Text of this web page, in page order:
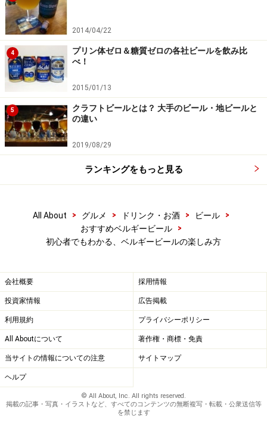
おすすめビール5 フルート アンバー
フルート アンバー
多く存在します。現代ではビールにホップを入れること
は常識となっていますが、14世紀以前はホップを入れず
に造られるビールも多くあったそうです。フルート アン
バーはその時代のビールを復刻したビールです。そのた
め強い苦みがありません。
2014/04/22
4
プリン体ゼロ＆糖質ゼロの各社ビールを飲み比
べ！
2015/01/13
5
クラフトビールとは？ 大手のビール・地ビールと
の違い
2019/08/29
ランキングをもっと見る
All About > グルメ > ドリンク・お酒 > ビール
>
おすすめベルギービール
>
初心者でもわかる、ベルギービールの楽しみ方
会社概要 採用情報
投資家情報 広告掲載
利用規約 プライバシーポリシー
All Aboutについて 著作権・商標・免責
当サイトの情報についての注意 サイトマップ
ヘルプ
© All About, Inc. All rights reserved.
掲載の記事・写真・イラストなど、すべてのコンテンツの無断複写・転載・公衆送信等
を禁じます